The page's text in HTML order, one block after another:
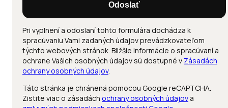
Odoslať
Pri vyplnení a odoslaní tohto formulára dochádza k
spracúvaniu Vami zadaných údajov prevádzkovateľom
týchto webových stránok. Bližšie informácie o spracúvaní a
ochrane Vašich osobných údajov sú dostupné v Zásadách
ochrany osobných údajov.
Táto stránka je chránená pomocou Google reCAPTCHA.
Zistite viac o zásadách ochrany osobných údajov a